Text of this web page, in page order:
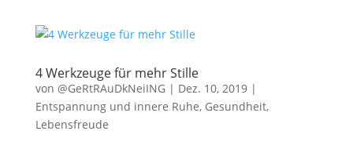
4 Werkzeuge für mehr Stille
von @GeRtRAuDkNeiING| Dez. 10, 2019|
Entspannung und innere Ruhe, Gesundheit,
Lebensfreude